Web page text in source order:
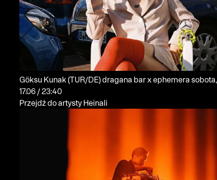
Göksu Kunak(TUR/DE)dragana bar x ephemera sobota,
17.06 / 23:40
Przejdź do artysty Heinali